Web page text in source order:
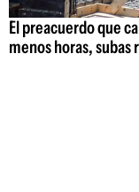
El preacuerdo que
menos horas, subas